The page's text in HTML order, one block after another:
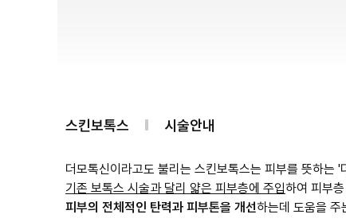
스킨보톡스 시술안내
기존 보톡스 시술과 달리 얇은 피부층에 주입하여 피부
피부의 전체적인 탄력과 피부톤을 개선하는데 도움을 주